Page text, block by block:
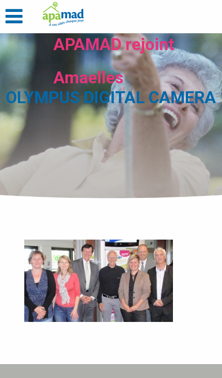
APAMAD rejoint
Amaelles
OLYMPUS DIGITAL CAMERA